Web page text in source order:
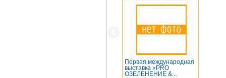
Первая международная
выставка «PRO
ОЗЕЛЕНЕНИЕ &...